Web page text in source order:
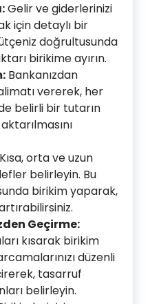
Gelir ve giderlerinizi
için detaylı bir
doğrultusunda
birikime ayırın.
Bankanızdan
vererek, her
belirli bir tutarın
Kısa, orta ve uzun
belirleyin. Bu
birikim yaparak,
Geçirme:
kısarak birikim
düzenli
tasarruf
belirleyin.